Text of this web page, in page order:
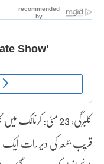
کلبرگی، 23 مئی:
قریب جمعہ کی دیر رات